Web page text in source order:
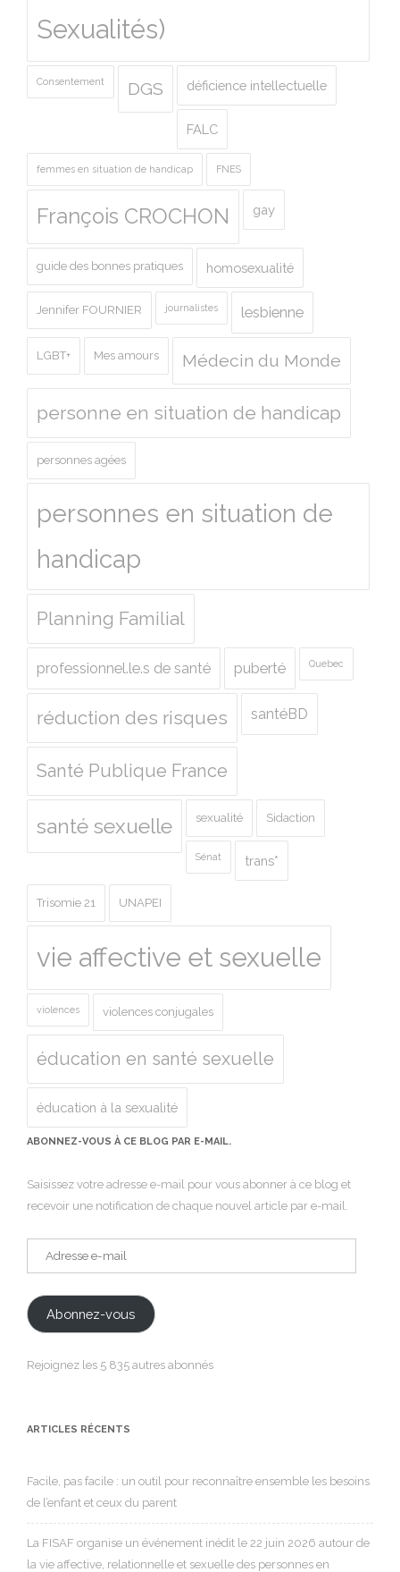
Sexualités)
Consentement DGS déficience intellectuelle
FALC
femmes en situation de handicap FNES
François CROCHON gay
guide des bonnes pratiques homosexualité
Jennifer FOURNIER journalistes lesbienne
LGBT+ Mes amours Médecin du Monde
personne en situation de handicap
personnes agées
personnes en situation de
handicap
Planning Familial
professionnel.le.s de santé puberté Quebec
réduction des risques santéBD
Santé Publique France
santé sexuelle sexualité Sidaction
Sénat trans*
Trisomie 21 UNAPEI
vie affective et sexuelle
violences violences conjugales
éducation en santé sexuelle
éducation à la sexualité
ABONNEZ-VOUS À CE BLOG PAR E-MAIL.
Saisissez votre adresse e-mail pour vous abonner à ce blog et
recevoir une notification de chaque nouvel article par e-mail.
Adresse
e-
Abonnez-vous
Rejoignez les 5 835 autres abonnés
ARTICLES RÉCENTS
Facile, pas facile : un outil pour reconnaître ensemble les besoins
de l’enfant et ceux du parent
La FISAF organise un événement inédit le 22 juin 2026 autour de
la vie affective, relationnelle et sexuelle des personnes en